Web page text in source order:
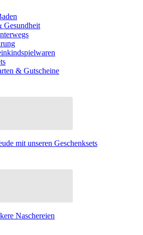
Gesundheit
& Gutscheine
mit unseren Geschenksets
Naschereien